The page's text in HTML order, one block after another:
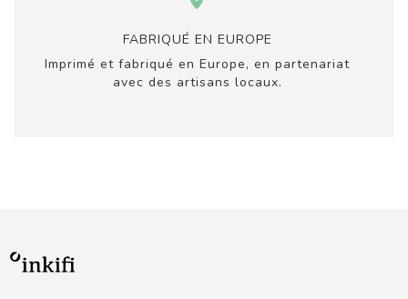
FABRIQUÉ EN EUROPE
Imprimé et fabriqué en Europe, en partenariat
avec des artisans locaux.